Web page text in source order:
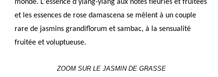
monde. L'essence d'ylang-ylang aux notes fleuries et fruitées
et les essences de rose damascena se mêlent à un couple
rare de jasmins grandiflorum et sambac, à la sensualité
fruitée et voluptueuse.
ZOOM SUR LE JASMIN DE GRASSE